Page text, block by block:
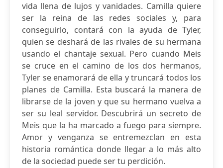
vida llena de lujos y vanidades. Camilla quiere
ser la reina de las redes sociales y, para
conseguirlo, contará con la ayuda de Tyler,
quien se deshará de las rivales de su hermana
usando el chantaje sexual. Pero cuando Meis
se cruce en el camino de los dos hermanos,
Tyler se enamorará de ella y truncará todos los
planes de Camilla. Esta buscará la manera de
librarse de la joven y que su hermano vuelva a
ser su leal servidor. Descubrirá un secreto de
Meis que la ha marcado a fuego para siempre.
Amor y venganza se entremezclan en esta
historia romántica donde llegar a lo más alto
de la sociedad puede ser tu perdición.